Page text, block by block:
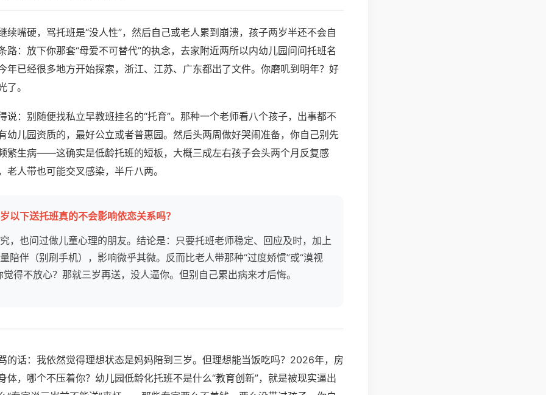
续嘴硬，骂托班是“没人性”，然后自己或老人累到崩溃，孩子两岁半还不会自
路：放下你那套“母爱不可替代”的执念，去家附近两所以内幼儿园问问托班名
年已经很多地方开始探索，浙江、江苏、广东都出了文件。你磨叽到明年？好
了。
说：别随便找私立早教班挂名的“托育”。那种一个老师看八个孩子，出事都不
幼儿园资质的，最好公立或者普惠园。然后头两周做好哭闹准备，你自己别先
繁生病——这确实是低龄托班的短板，大概三成左右孩子会头两个月反复感
老人带也可能交叉感染，半斤八两。
以下送托班真的不会影响依恋关系吗？
，也问过做儿童心理的朋友。结论是：只要托班老师稳定、回应及时，加上
陪伴（别刷手机），影响微乎其微。反而比老人带那种“过度娇惯”或“漠视
觉得不放心？那就三岁再送，没人逼你。但别自己累出病来才后悔。
的话：我依然觉得理想状态是妈妈陪到三岁。但理想能当饭吃吗？2026年，房
体，哪个不压着你？幼儿园低龄化托班不是什么“教育创新”，就是被现实逼出